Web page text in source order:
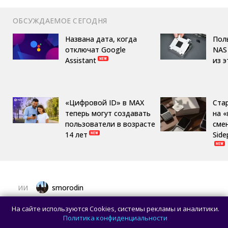
ОБСУЖДАЕМОЕ СЕГОДНЯ
Названа дата, когда
отключат Google
Assistant
«Цифровой ID» в MAX
теперь могут создавать
пользователи в возрасте
14 лет
из
на
ИИ smorodin
Пользователь попросил Claude Opus 5
сделать резервную копию данных, но ИИ
На сайте используются Cookies, системы рекламы и аналитики.
Политика конфиденциальности